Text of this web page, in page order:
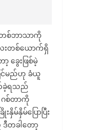
စ်ဘာသာကို
းတစ်ယောက်ရှိ
ေးဖြစ်မဲ့
င်မည်ဟု ခံယူ
ခဲ့ရသည်
ဂစ်တာကို
မ်နှိမ်ပြောပြီး
ဒီတခါတော့